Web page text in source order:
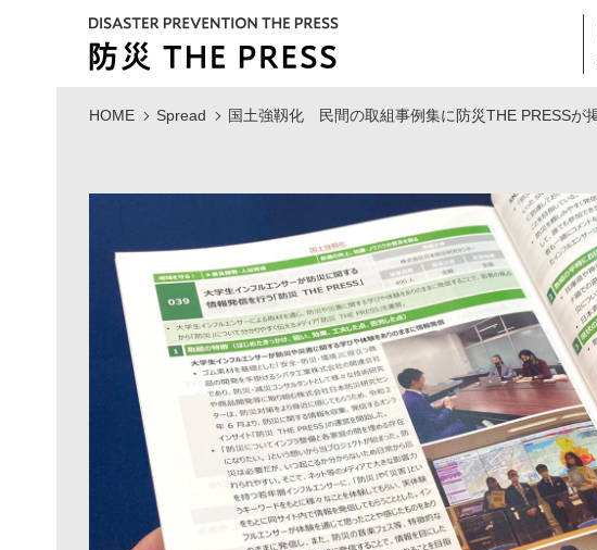
HOME Spread 国土強靱化 民間の取組事例集に防災THE PRESSが